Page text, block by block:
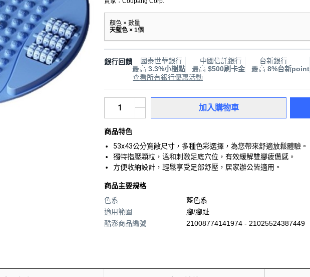
顏色 × 數量
天藍色 × 1個
銀行回饋
國泰世華銀行
最高 3.3%小樹點
中國信託銀行
最高 $500刷卡金
台新銀行
最高 8%台新point
查看所有銀行優惠活動
加入購物車
商品特色
53x43公分寬敞尺寸，多種色彩選擇，為您帶來舒適放鬆體驗。
獨特指壓顆粒，溫和刺激足底穴位，有效緩解雙腳疲憊感。
方便收納設計，輕鬆享受足部舒壓，居家辦公皆適用。
商品主要規格
色系
藍色系
適用範圍
腳/腳趾
酷澎商品編號
21008774141974 - 21025524387449